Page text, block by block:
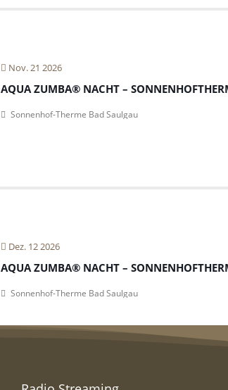
Nov. 21 2026
AQUA ZUMBA® NACHT –
Sonnenhof-Therme Bad Saulgau
Dez. 12 2026
AQUA ZUMBA® NACHT –
Sonnenhof-Therme Bad Saulgau